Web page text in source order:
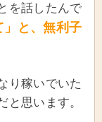
を話したんで
」と、無利子
り稼いでいた
と思います。